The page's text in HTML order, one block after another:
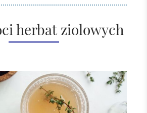
herbat ziolowych